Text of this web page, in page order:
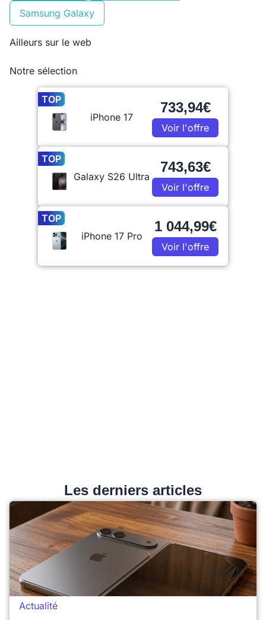
Samsung Galaxy
Ailleurs sur le web
Notre sélection
TOP
iPhone 17
733,94€
Voir l'offre
TOP
Galaxy S26 Ultra
743,63€
Voir l'offre
TOP
iPhone 17 Pro
1 044,99€
Voir l'offre
Les derniers articles
Actualité